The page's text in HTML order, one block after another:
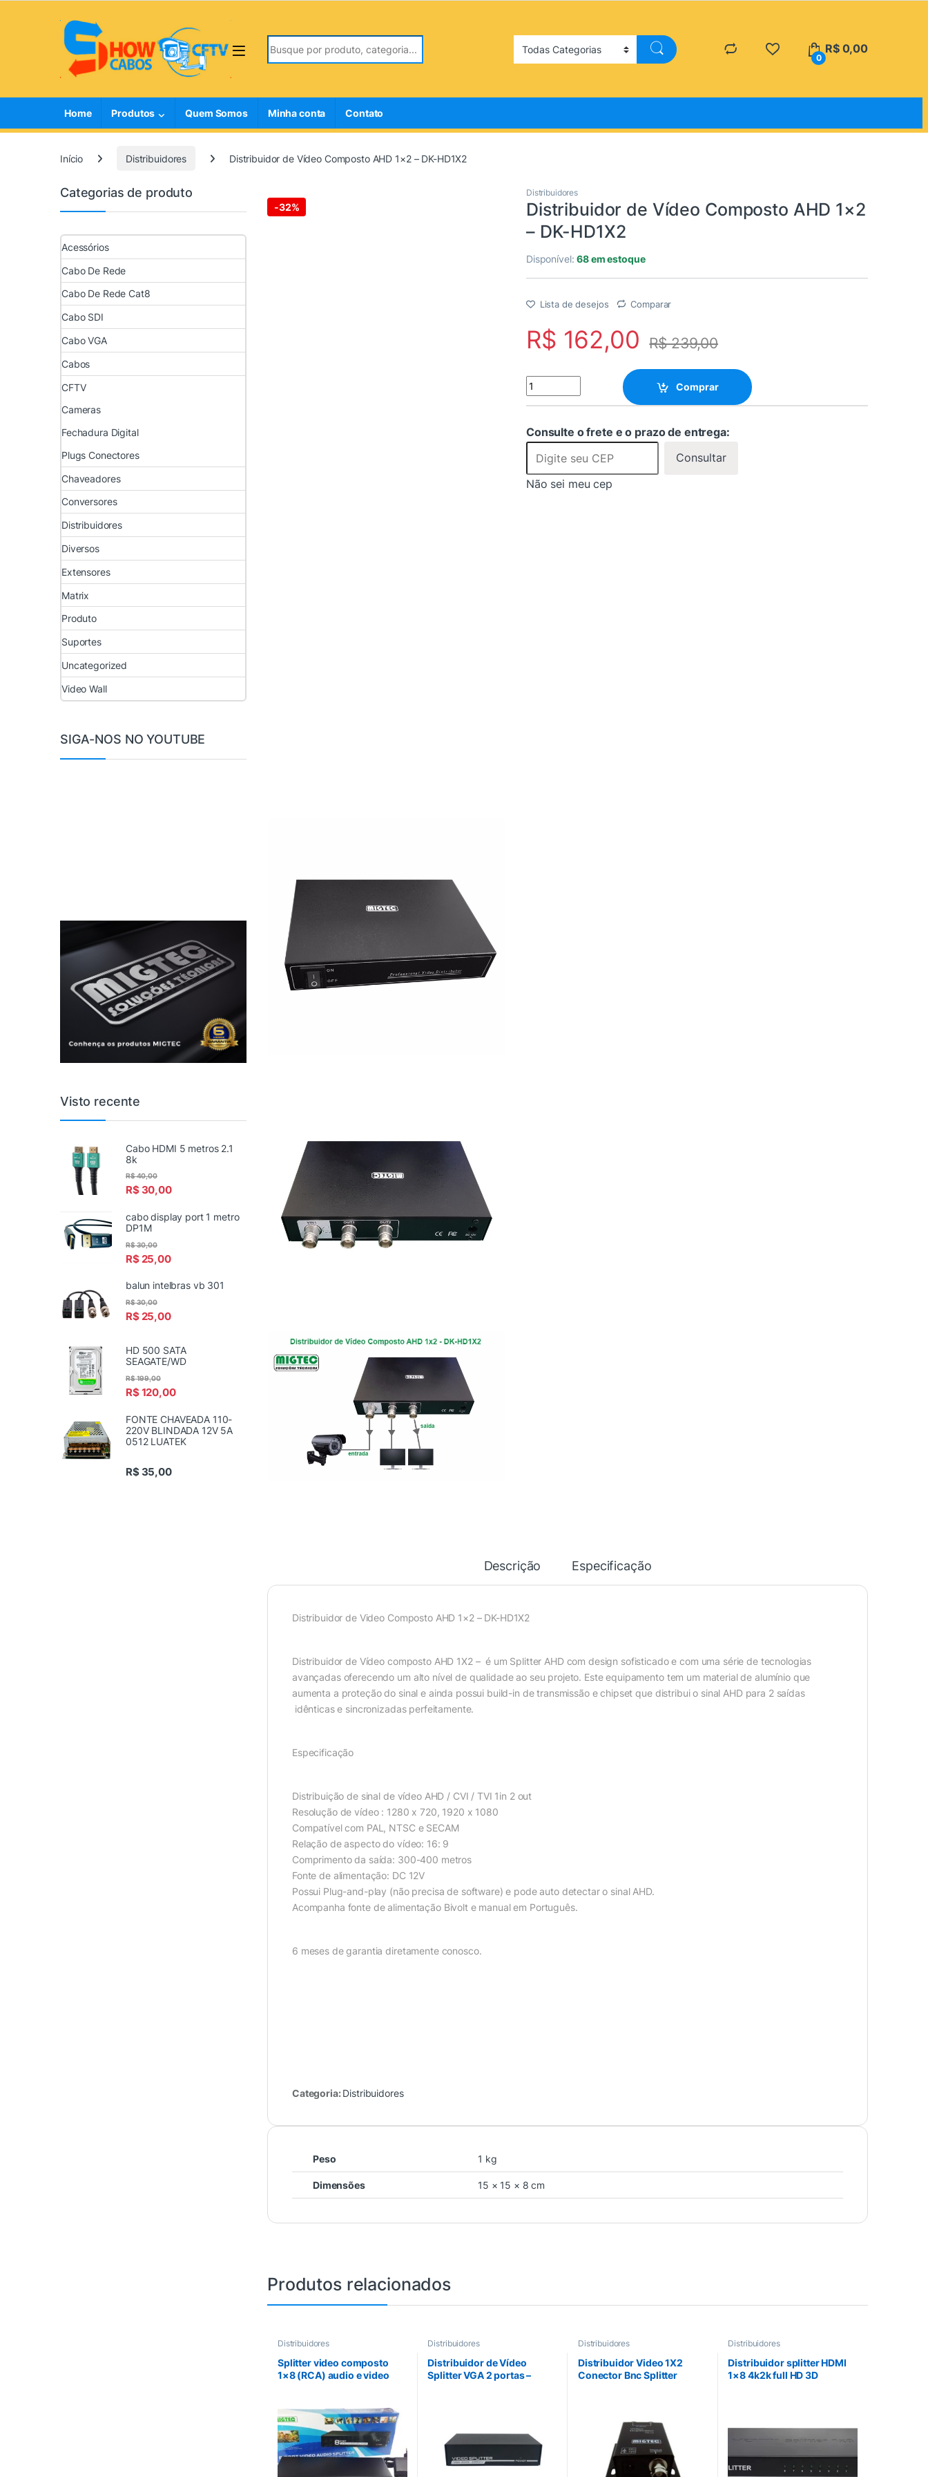
Search for:
0
R$0,00
Home Produtos Quem Somos Minha conta Contato
Início Distribuidores Distribuidor de Vídeo Composto AHD 1×2 – DK-HD1X2
-32%
Distribuidores
Distribuidor de Vídeo Composto AHD 1×2
– DK-HD1X2
Disponível:68 em estoque
Lista de desejos Comparar
R$ 162,00 R$239,00
Distribuidor de Vídeo Composto AHD 1x2 - DK-HD1X2 quantity
Comprar
Consulte o frete e o prazo de entrega:
Consultar
Não sei meu cep
Descrição Especificação
Distribuidor de Video Composto AHD 1×2 – DK-HD1X2
Distribuidor de Vídeo composto AHD 1X2 – é um Splitter AHD com design sofisticado e com uma série de tecnologias
avançadas oferecendo um alto nível de qualidade ao seu projeto. Este equipamento tem um material de alumínio que
aumenta a proteção do sinal e ainda possui build-in de transmissão e chipset que distribui o sinal AHD para 2 saídas
idênticas e sincronizadas perfeitamente.
Especificação
Distribuição de sinal de vídeo AHD / CVI / TVI 1in 2 out
Resolução de vídeo : 1280 x 720, 1920 x 1080
Compatível com PAL, NTSC e SECAM
Relação de aspecto do vídeo: 16: 9
Comprimento da saída: 300-400 metros
Fonte de alimentação: DC 12V
Possui Plug-and-play (não precisa de software) e pode auto detectar o sinal AHD.
Acompanha fonte de alimentação Bivolt e manual em Português.
6 meses de garantia diretamente conosco.
Categoria:Distribuidores
Peso 1 kg
Dimensões 15 × 15 × 8 cm
Produtos relacionados
Distribuidores
Splitter video composto
1×8 (RCA) audio e video
Distribuidores
Distribuidor de Vídeo
Splitter VGA 2 portas –
Distribuidores
Distribuidor Video 1X2
Conector Bnc Splitter
Distribuidores
Distribuidor splitter HDMI
1×8 4k2k full HD 3D
Categorias de produto
Acessórios
Cabo De Rede
Cabo De Rede Cat8
Cabo SDI
Cabo VGA
Cabos
CFTV
Cameras
Fechadura Digital
Plugs Conectores
Chaveadores
Conversores
Distribuidores
Diversos
Extensores
Matrix
Produto
Suportes
Uncategorized
Video Wall
SIGA-NOS NO YOUTUBE
Visto recente
Cabo HDMI 5 metros 2.1
8k
R$30,00
R$40,00
cabo display port 1 metro
DP1M
R$25,00
R$30,00
balun intelbras vb 301
R$25,00
R$30,00
HD 500 SATA
SEAGATE/WD
R$120,00
R$199,00
FONTE CHAVEADA 110-
220V BLINDADA 12V 5A
0512 LUATEK
R$35,00